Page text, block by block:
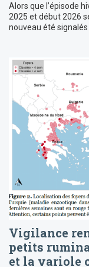
Alors que l’épisode
2025 et début 2026
nouveau été
Vigilance
petits
et la variole